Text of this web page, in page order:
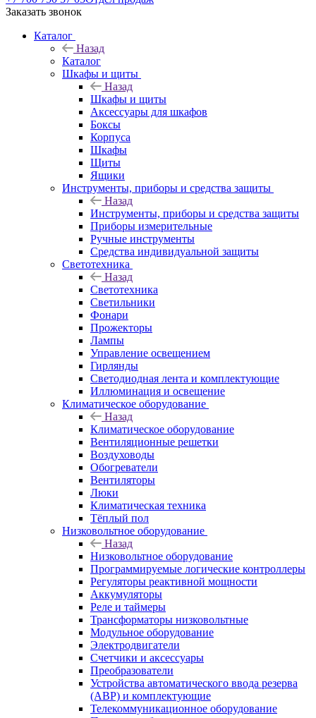
Заказать звонок
Каталог
Назад
Каталог
Шкафы и щиты
Назад
Шкафы и щиты
Аксессуары для шкафов
Боксы
Корпуса
Шкафы
Щиты
Ящики
Инструменты, приборы и средства защиты
Назад
Инструменты, приборы и средства защиты
Приборы измерительные
Ручные инструменты
Средства индивидуальной защиты
Светотехника
Назад
Светотехника
Светильники
Фонари
Прожекторы
Лампы
Управление освещением
Гирлянды
Светодиодная лента и комплектующие
Иллюминация и освещение
Климатическое оборудование
Назад
Климатическое оборудование
Вентиляционные решетки
Воздуховоды
Обогреватели
Вентиляторы
Люки
Климатическая техника
Тёплый пол
Низковольтное оборудование
Назад
Низковольтное оборудование
Программируемые логические контроллеры
Регуляторы реактивной мощности
Аккумуляторы
Реле и таймеры
Трансформаторы низковольтные
Модульное оборудование
Электродвигатели
Счетчики и аксессуары
Преобразователи
Устройства автоматического ввода резерва
(АВР) и комплектующие
Телекоммуникационное оборудование